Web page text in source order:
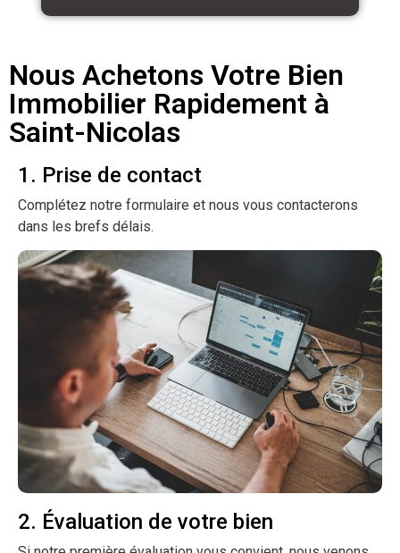
Nous Achetons Votre Bien
Immobilier Rapidement à
Saint-Nicolas
1. Prise de contact
Complétez notre formulaire et nous vous contacterons
dans les brefs délais.
2. Évaluation de votre bien